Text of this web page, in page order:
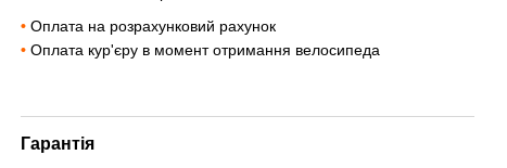
• Оплата на розрахунковий рахунок
• Оплата кур'єру в момент отримання велосипеда
Гарантія